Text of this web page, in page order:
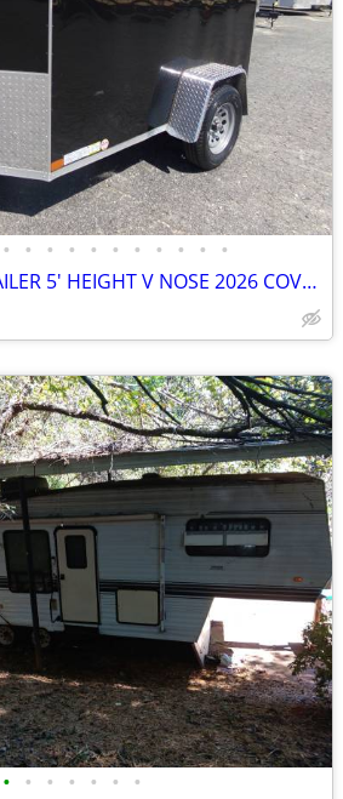
• • • • • • • • • • •
5 X 8 ENCLOSED TRAILER 5' HEIGHT V NOSE 2026 COVERED WAGON
• • • • • • •